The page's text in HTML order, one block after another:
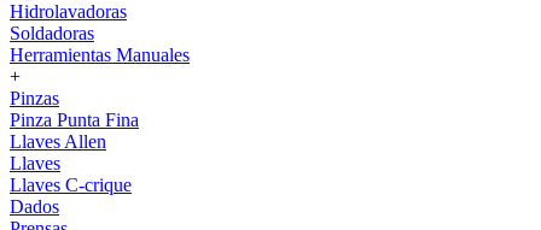
Hidrolavadoras
Soldadoras
Herramientas Manuales
+
Pinzas
Pinza Punta Fina
Llaves Allen
Llaves
Llaves C-crique
Dados